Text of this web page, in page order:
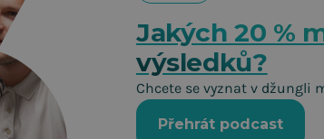
Jakých 20 %
výsledků?
Chcete se vyznat v džungli
Přehrát podcast